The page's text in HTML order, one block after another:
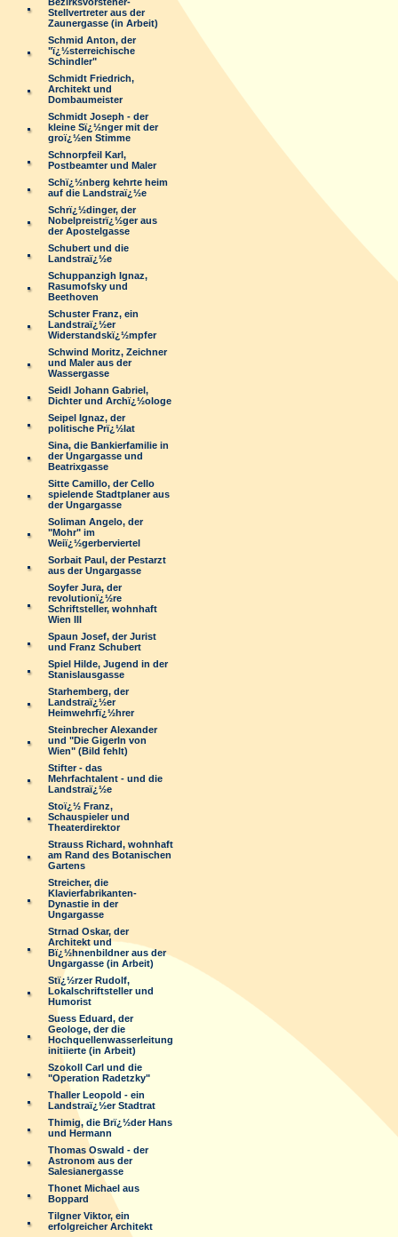
Stellvertreter aus der
Zaunergasse (in Arbeit)
Schmid Anton, der
"ï¿½sterreichische
Schindler"
Schmidt Friedrich,
Architekt und
Dombaumeister
Schmidt Joseph - der
kleine Sï¿½nger mit der
groï¿½en Stimme
Schnorpfeil Karl,
Postbeamter und Maler
Schï¿½nberg kehrte heim
auf die Landstraï¿½e
Schrï¿½dinger, der
Nobelpreistrï¿½ger aus
der Apostelgasse
Schubert und die
Landstraï¿½e
Schuppanzigh Ignaz,
Rasumofsky und
Beethoven
Schuster Franz, ein
Landstraï¿½er
Widerstandskï¿½mpfer
Schwind Moritz, Zeichner
und Maler aus der
Wassergasse
Seidl Johann Gabriel,
Dichter und Archï¿½ologe
Seipel Ignaz, der
politische Prï¿½lat
Sina, die Bankierfamilie in
der Ungargasse und
Beatrixgasse
Sitte Camillo, der Cello
spielende Stadtplaner aus
der Ungargasse
Soliman Angelo, der
"Mohr" im
Weiï¿½gerberviertel
Sorbait Paul, der Pestarzt
aus der Ungargasse
Soyfer Jura, der
revolutionï¿½re
Schriftsteller, wohnhaft
Wien III
Spaun Josef, der Jurist
und Franz Schubert
Spiel Hilde, Jugend in der
Stanislausgasse
Starhemberg, der
Landstraï¿½er
Heimwehrfï¿½hrer
Steinbrecher Alexander
und "Die Gigerln von
Wien" (Bild fehlt)
Stifter - das
Mehrfachtalent - und die
Landstraï¿½e
Stoï¿½ Franz,
Schauspieler und
Theaterdirektor
Strauss Richard, wohnhaft
am Rand des Botanischen
Gartens
Streicher, die
Klavierfabrikanten-
Dynastie in der
Ungargasse
Strnad Oskar, der
Architekt und
Bï¿½hnenbildner aus der
Ungargasse (in Arbeit)
Stï¿½rzer Rudolf,
Lokalschriftsteller und
Humorist
Suess Eduard, der
Geologe, der die
Hochquellenwasserleitung
initiierte (in Arbeit)
Szokoll Carl und die
"Operation Radetzky"
Thaller Leopold - ein
Landstraï¿½er Stadtrat
Thimig, die Brï¿½der Hans
und Hermann
Thomas Oswald - der
Astronom aus der
Salesianergasse
Thonet Michael aus
Boppard
Tilgner Viktor, ein
erfolgreicher Architekt